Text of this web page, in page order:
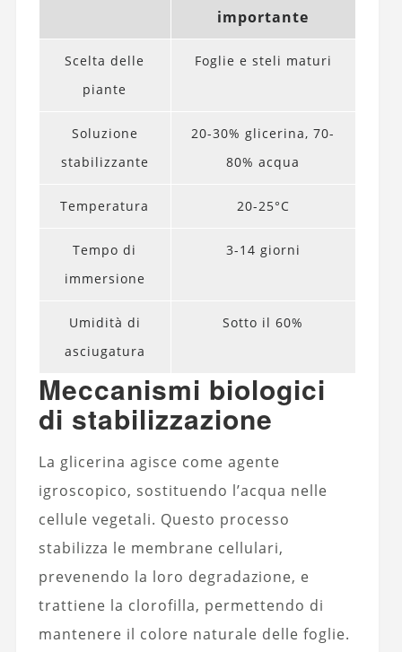
importante
Scelta delle
piante
Foglie e steli maturi
Soluzione
stabilizzante
20-30% glicerina, 70-
80% acqua
Temperatura 20-25°C
Tempo di
immersione
3-14 giorni
Umidità di
asciugatura
Sotto il 60%
Meccanismi biologici
di stabilizzazione
La glicerina agisce come agente
igroscopico, sostituendo l’acqua nelle
cellule vegetali. Questo processo
stabilizza le membrane cellulari,
prevenendo la loro degradazione, e
trattiene la clorofilla, permettendo di
mantenere il colore naturale delle foglie.